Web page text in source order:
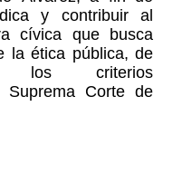
y contribuir al
cívica que busca
la ética pública, de
los criterios
Suprema Corte de